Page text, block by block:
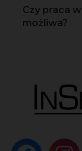
Czy praca
możliwa?